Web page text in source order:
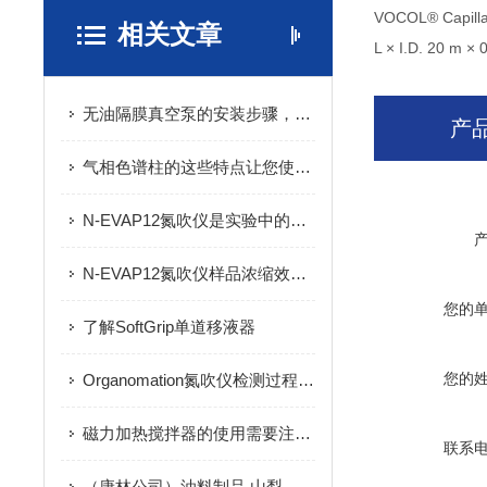
相关文章
无油隔膜真空泵的安装步骤，有帮助到大家吗
气相色谱柱的这些特点让您使用无忧
N-EVAP12氮吹仪是实验中的得力助手
N-EVAP12氮吹仪样品浓缩效率低？怎么办？
了解SoftGrip单道移液器
Organomation氮吹仪检测过程中的九大注意事项
磁力加热搅拌器的使用需要注意哪些方面
VOCOL®
L × I.D. 20 m ×
产
您的
您的
联系